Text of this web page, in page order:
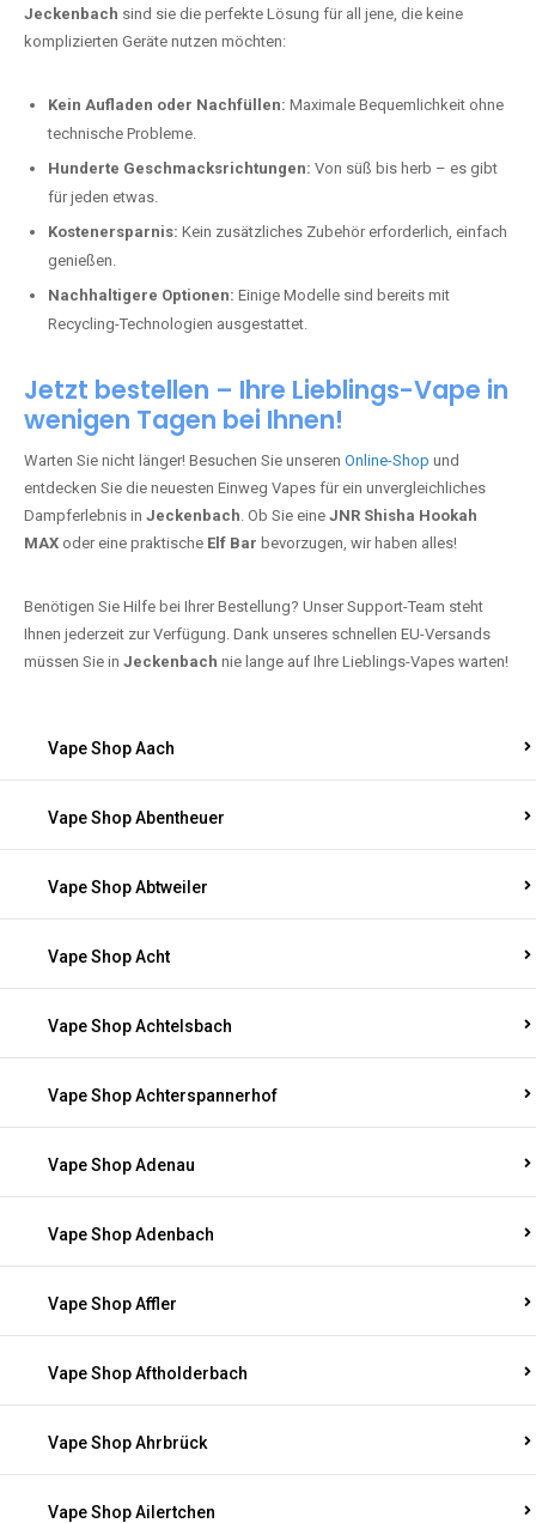
Jeckenbach sind sie die perfekte Lösung für all jene, die keine
komplizierten Geräte nutzen möchten:
Kein Aufladen oder Nachfüllen: Maximale Bequemlichkeit ohne
technische Probleme.
Hunderte Geschmacksrichtungen: Von süß bis herb – es gibt
für jeden etwas.
Kostenersparnis: Kein zusätzliches Zubehör erforderlich, einfach
genießen.
Nachhaltigere Optionen: Einige Modelle sind bereits mit
Recycling-Technologien ausgestattet.
Jetzt bestellen – Ihre Lieblings-Vape in
wenigen Tagen bei Ihnen!
Warten Sie nicht länger! Besuchen Sie unseren Online-Shop und
entdecken Sie die neuesten Einweg Vapes für ein unvergleichliches
Dampferlebnis in Jeckenbach. Ob Sie eine JNR Shisha Hookah
MAX oder eine praktische Elf Bar bevorzugen, wir haben alles!
Benötigen Sie Hilfe bei Ihrer Bestellung? Unser Support-Team steht
Ihnen jederzeit zur Verfügung. Dank unseres schnellen EU-Versands
müssen Sie in Jeckenbach nie lange auf Ihre Lieblings-Vapes warten!
Vape Shop Aach
Vape Shop Abentheuer
Vape Shop Abtweiler
Vape Shop Acht
Vape Shop Achtelsbach
Vape Shop Achterspannerhof
Vape Shop Adenau
Vape Shop Adenbach
Vape Shop Affler
Vape Shop Aftholderbach
Vape Shop Ahrbrück
Vape Shop Ailertchen